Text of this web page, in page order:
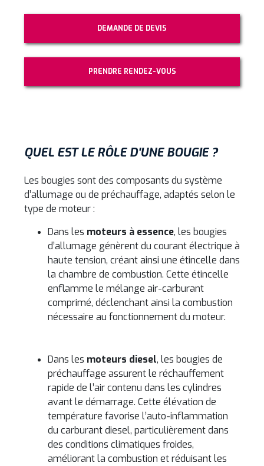
DEMANDE DE DEVIS
PRENDRE RENDEZ-VOUS
QUEL EST LE RÔLE D'UNE BOUGIE ?
Les bougies sont des composants du système
d’allumage ou de préchauffage, adaptés selon le
type de moteur :
Dans les moteurs à essence, les bougies
d’allumage génèrent du courant électrique à
haute tension, créant ainsi une étincelle dans
la chambre de combustion. Cette étincelle
enflamme le mélange air-carburant
comprimé, déclenchant ainsi la combustion
nécessaire au fonctionnement du moteur.
Dans les moteurs diesel, les bougies de
préchauffage assurent le réchauffement
rapide de l’air contenu dans les cylindres
avant le démarrage. Cette élévation de
température favorise l’auto-inflammation
du carburant diesel, particulièrement dans
des conditions climatiques froides,
améliorant la combustion et réduisant les